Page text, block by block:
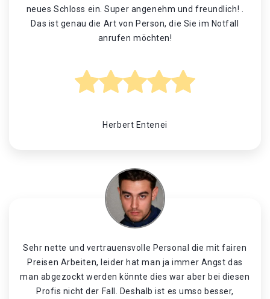
neues Schloss ein. Super angenehm und freundlich! .
Das ist genau die Art von Person, die Sie im Notfall
anrufen möchten!
Herbert Entenei
Sehr nette und vertrauensvolle Personal die mit fairen
Preisen Arbeiten, leider hat man ja immer Angst das
man abgezockt werden könnte dies war aber bei diesen
Profis nicht der Fall. Deshalb ist es umso besser,